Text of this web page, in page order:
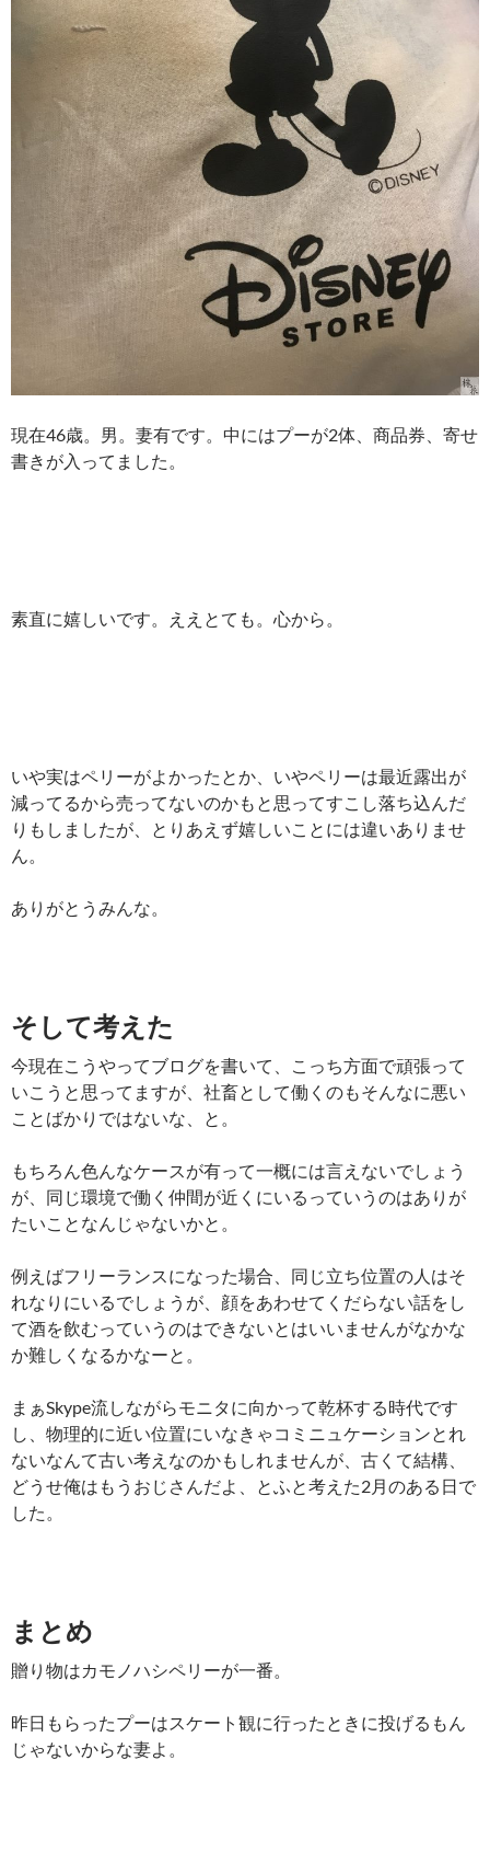
現在46歳。男。妻有です。中にはプーが2体、商品券、寄せ
書きが入ってました。
素直に嬉しいです。ええとても。心から。
いや実はペリーがよかったとか、いやペリーは最近露出が
減ってるから売ってないのかもと思ってすこし落ち込んだ
りもしましたが、とりあえず嬉しいことには違いありませ
ん。
ありがとうみんな。
そして考えた
今現在こうやってブログを書いて、こっち方面で頑張って
いこうと思ってますが、社畜として働くのもそんなに悪い
ことばかりではないな、と。
もちろん色んなケースが有って一概には言えないでしょう
が、同じ環境で働く仲間が近くにいるっていうのはありが
たいことなんじゃないかと。
例えばフリーランスになった場合、同じ立ち位置の人はそ
れなりにいるでしょうが、顔をあわせてくだらない話をし
て酒を飲むっていうのはできないとはいいませんがなかな
か難しくなるかなーと。
まぁSkype流しながらモニタに向かって乾杯する時代です
し、物理的に近い位置にいなきゃコミニュケーションとれ
ないなんて古い考えなのかもしれませんが、古くて結構、
どうせ俺はもうおじさんだよ、とふと考えた2月のある日で
した。
まとめ
贈り物はカモノハシペリーが一番。
昨日もらったプーはスケート観に行ったときに投げるもん
じゃないからな妻よ。